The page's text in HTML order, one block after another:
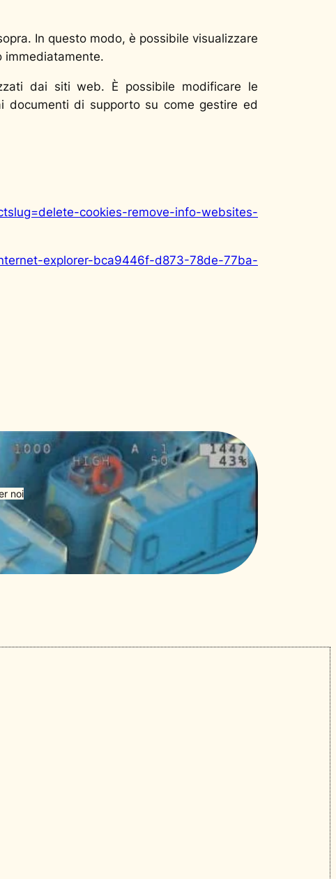
In questo modo, è possibile visualizzare
immediatamente.
dai siti web. È possibile modificare le
documenti di supporto su come gestire ed
cookies-remove-info-websites-
explorer-bca9446f-d873-78de-77ba-
noi